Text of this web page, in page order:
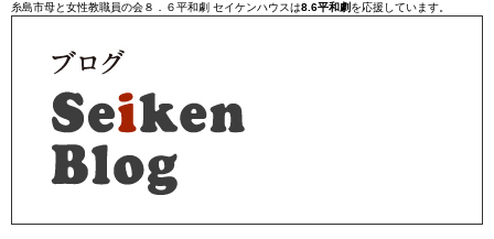
糸島市母と女性教職員の会８．６平和劇 セイケンハウスは8.6平和劇を応援しています。